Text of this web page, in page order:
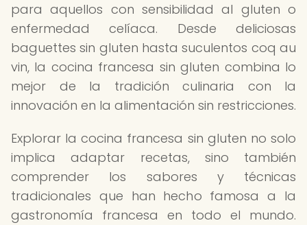
para aquellos con sensibilidad al gluten o
enfermedad celíaca. Desde deliciosas
baguettes sin gluten hasta suculentos coq au
vin, la cocina francesa sin gluten combina lo
mejor de la tradición culinaria con la
innovación en la alimentación sin restricciones.
Explorar la cocina francesa sin gluten no solo
implica adaptar recetas, sino también
comprender los sabores y técnicas
tradicionales que han hecho famosa a la
gastronomía francesa en todo el mundo.